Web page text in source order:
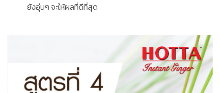
ยังอุ่นๆ จะให้ผลที่ดีที่สุด